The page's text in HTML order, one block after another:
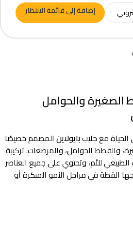
إضافة إلى قائمة الانتظار
الصغيرة والحوامل
مع حليببايولاين المصمم خصيصًا
والقطط الحوامل، والمرضعات. تركيبة
الطبيعي للأم، وتحتوي على جميع العناصر
القطة في مراحل النمو المبكرة أو